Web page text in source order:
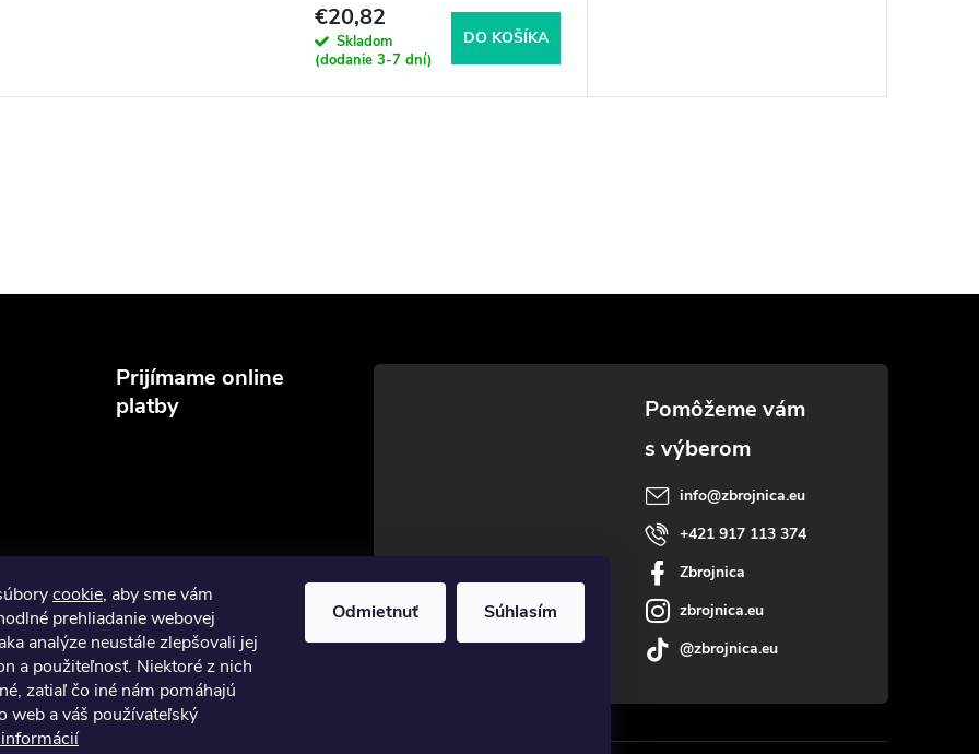
cookie, aby sme vám
prehliadanie webovej
analýze neustále zlepšovali jej
a použiteľnosť. Niektoré z nich
zatiaľ čo iné nám pomáhajú
web a váš používateľský
Odmietnuť Súhlasím
€20,82
Skladom
(dodanie 3-7 dní)
DO KOŠÍKA
Prijímame online
platby
info@zbrojnica.eu
+421 917 113 374
Zbrojnica
zbrojnica.eu
@zbrojnica.eu